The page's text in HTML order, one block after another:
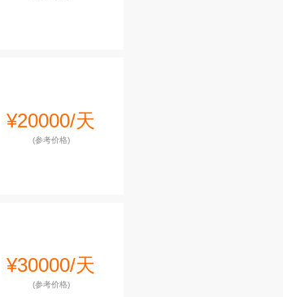
¥20000/天
(参考价格)
¥30000/天
(参考价格)